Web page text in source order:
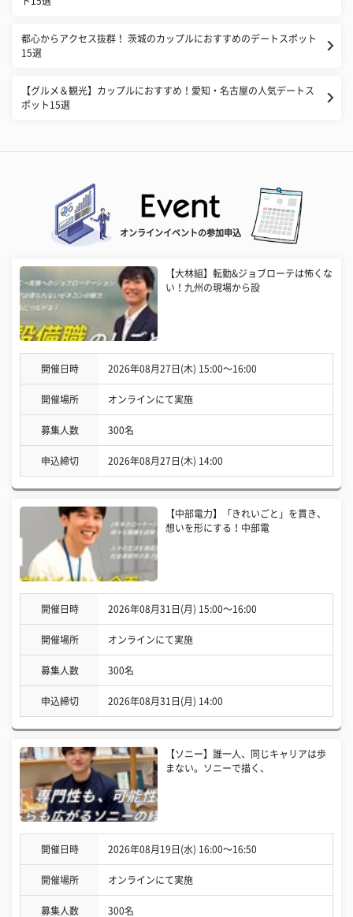
都心からアクセス抜群！ 茨城のカップルにおすすめのデートスポット
15選
【グルメ＆観光】カップルにおすすめ！愛知・名古屋の人気デートス
ポット15選
オンラインイベントの参加申込
【大林組】転勤&ジョブローテは怖くな
い！九州の現場から設
開催日時 2026年08月27日(木) 15:00〜16:00
開催場所 オンラインにて実施
募集人数 300名
申込締切 2026年08月27日(木) 14:00
【中部電力】「きれいごと」を貫き、
想いを形にする！中部電
開催日時 2026年08月31日(月) 15:00〜16:00
開催場所 オンラインにて実施
募集人数 300名
申込締切 2026年08月31日(月) 14:00
【ソニー】誰一人、同じキャリアは歩
まない。ソニーで描く、
開催日時 2026年08月19日(水) 16:00〜16:50
開催場所 オンラインにて実施
募集人数 300名